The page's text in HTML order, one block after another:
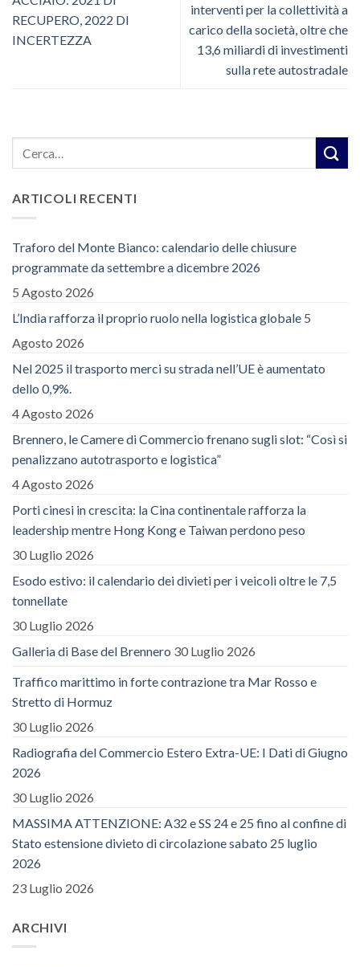
RECUPERO, 2022 DI
INCERTEZZA
interventi per la collettività a
carico della società, oltre che
13,6 miliardi di investimenti
sulla rete autostradale
ARTICOLI RECENTI
Traforo del Monte Bianco: calendario delle chiusure
programmate da settembre a dicembre 2026
5 Agosto 2026
L’India rafforza il proprio ruolo nella logistica globale 5
Agosto 2026
Nel 2025 il trasporto merci su strada nell’UE è aumentato
dello 0,9%.
4 Agosto 2026
Brennero, le Camere di Commercio frenano sugli slot: “Così si
penalizzano autotrasporto e logistica”
4 Agosto 2026
Porti cinesi in crescita: la Cina continentale rafforza la
leadership mentre Hong Kong e Taiwan perdono peso
30 Luglio 2026
Esodo estivo: il calendario dei divieti per i veicoli oltre le 7,5
tonnellate
30 Luglio 2026
Galleria di Base del Brennero 30 Luglio 2026
Traffico marittimo in forte contrazione tra Mar Rosso e
Stretto di Hormuz
30 Luglio 2026
Radiografia del Commercio Estero Extra-UE: I Dati di Giugno
2026
30 Luglio 2026
MASSIMA ATTENZIONE: A32 e SS 24 e 25 fino al confine di
Stato estensione divieto di circolazione sabato 25 luglio
2026
23 Luglio 2026
ARCHIVI